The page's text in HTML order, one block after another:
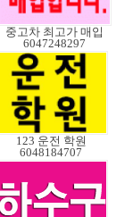
중고차 최고가 매입
6047248297
123 운전 학원
6048184707